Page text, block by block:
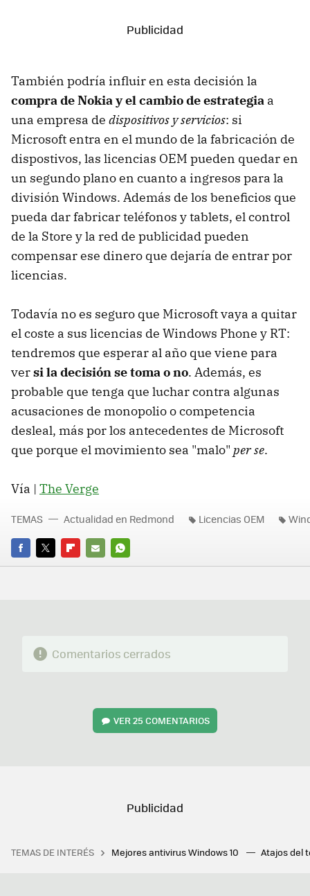
También podría influir en esta decisión la
compra de Nokia y el cambio de estrategia a
una empresa de dispositivos y servicios: si
Microsoft entra en el mundo de la fabricación de
dispostivos, las licencias OEM pueden quedar en
un segundo plano en cuanto a ingresos para la
división Windows. Además de los beneficios que
pueda dar fabricar teléfonos y tablets, el control
de la Store y la red de publicidad pueden
compensar ese dinero que dejaría de entrar por
licencias.
Todavía no es seguro que Microsoft vaya a quitar
el coste a sus licencias de Windows Phone y RT:
tendremos que esperar al año que viene para
versi la decisión se toma o no. Además, es
probable que tenga que luchar contra algunas
acusaciones de monopolio o competencia
desleal, más por los antecedentes de Microsoft
que porque el movimiento sea "malo" per se.
Vía | The Verge
FACEBOOK
TWITTERFLIPBOARD
E-
WHATSAPP
TEMAS Actualidad en Redmond Licencias OEM
Comentarios cerrados
VER25 COMENTARIOS
TEMAS DE INTERÉS Mejores antivirus Windows 10 Atajos del